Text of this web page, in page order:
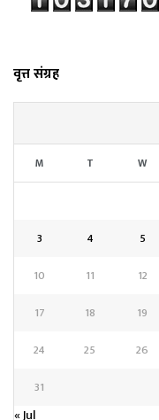
वृत्त संग्रह
M T W
3
4 5
10
11 12
17
18 19
24
25 26
31
« Jul